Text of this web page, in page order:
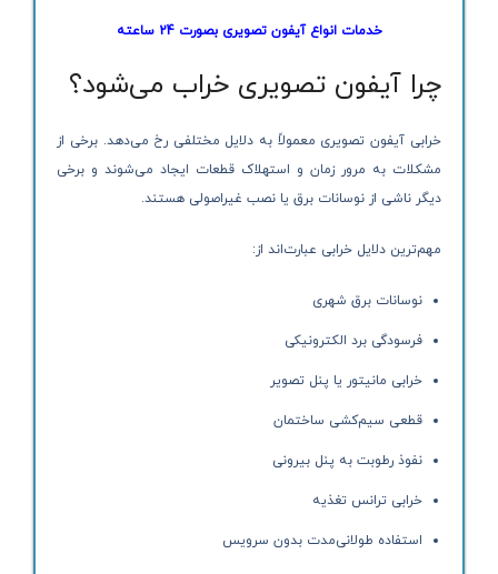
خدمات انواع آیفون تصویری بصورت 24 ساعته
چرا آیفون تصویری خراب می‌شود؟
خرابی آیفون تصویری معمولاً به دلایل مختلفی رخ می‌دهد. برخی از
مشکلات به مرور زمان و استهلاک قطعات ایجاد می‌شوند و برخی
دیگر ناشی از نوسانات برق یا نصب غیراصولی هستند.
مهم‌ترین دلایل خرابی عبارت‌اند از:
نوسانات برق شهری
فرسودگی برد الکترونیکی
خرابی مانیتور یا پنل تصویر
قطعی سیم‌کشی ساختمان
نفوذ رطوبت به پنل بیرونی
خرابی ترانس تغذیه
استفاده طولانی‌مدت بدون سرویس